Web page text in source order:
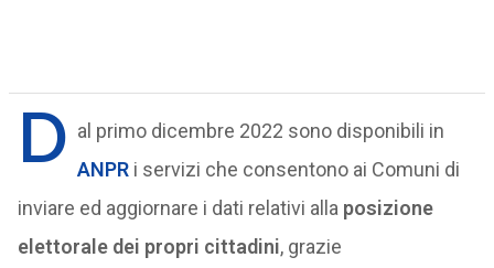
D al primo dicembre 2022 sono disponibili in
ANPR i servizi che consentono ai Comuni di
inviare ed aggiornare i dati relativi alla posizione
elettorale dei propri cittadini, grazie